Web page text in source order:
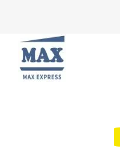
content